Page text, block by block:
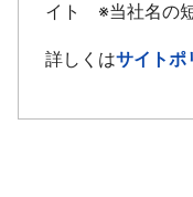
イト ※当社名の短
詳しくはサイトポ